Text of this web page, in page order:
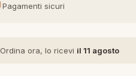
Pagamenti sicuri
Ordina ora, lo ricevi il 11 agosto